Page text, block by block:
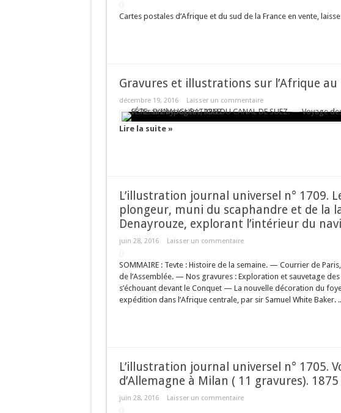
Cartes postales d’Afrique et du sud de la France en vente,
Gravures et illustrations sur l’Afrique au
décembre 19, 2016 Laisser un commentaire
Lire la suite »
L’illustration journal universel n° 1709.
plongeur, muni du scaphandre et de la
Denayrouze, explorant l’intérieur du
juin 28, 2016 Laisser un commentaire
SOMMAIRE : Tevte : Histoire de la semaine. — Courrier de
de l’Assemblée. — Nos gravures : Exploration et sauvetage
s’échouant devant le Conquet — La nouvelle décoration du
expédition dans l’Afrique centrale, par sir Samuel White Baker.
L’illustration journal universel n° 1705.
d’Allemagne à Milan ( 11 gravures). 1875
juin 28, 2016 Laisser un commentaire